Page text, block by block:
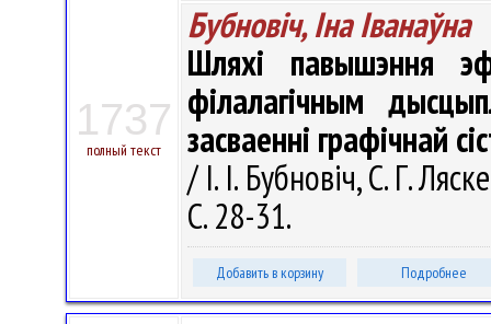
1737
полный текст
Бубновіч, Іна Іванаўна
Шляхі павышэння
філалагічным
засваенні графічнай
/ І. І. Бубновіч, С. Г.
С. 28-31.
Добавить в корзину Подробнее